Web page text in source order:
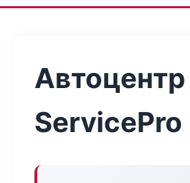
Автоцентр
ServicePro